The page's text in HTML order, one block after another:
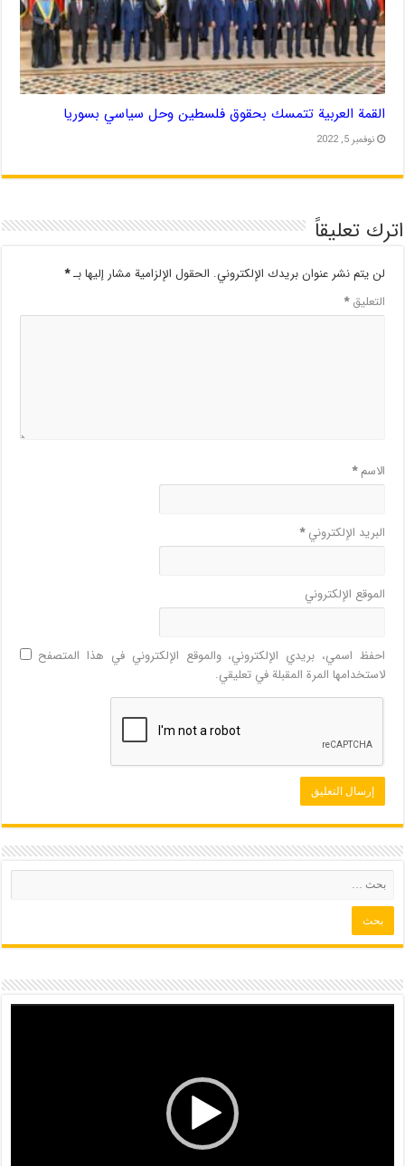
القمة العربية تتمسك بحقوق فلسطين وحل سياسي بسوريا
نوفمبر 5, 2022
اترك تعليقاً
لن يتم نشر عنوان بريدك الإلكتروني. الحقول الإلزامية مشار إليها بـ*
التعليق*
الاسم*
البريد الإلكتروني*
الموقع الإلكتروني
احفظ اسمي، بريدي الإلكتروني، والموقع الإلكتروني في هذا المتصفح
لاستخدامها المرة المقبلة في تعليقي.